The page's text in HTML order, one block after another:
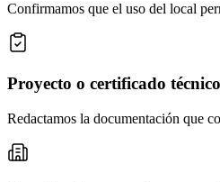
Confirmamos que el uso del local
Proyecto o certificado técnico
Redactamos la documentación que